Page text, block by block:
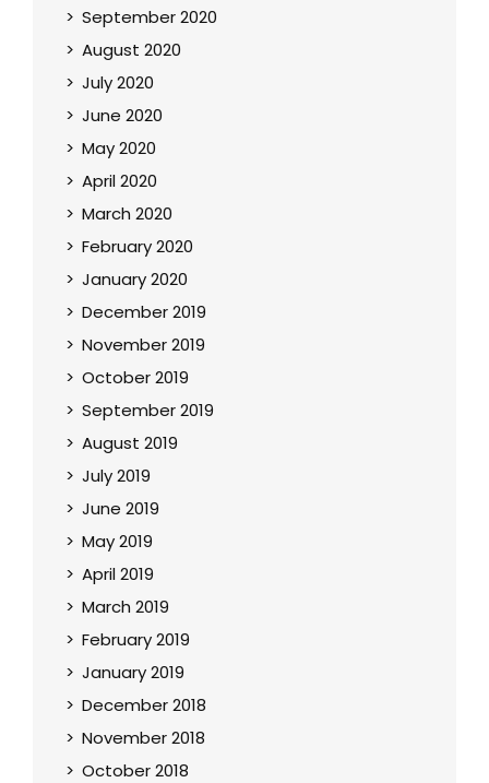
September 2020
August 2020
July 2020
June 2020
May 2020
April 2020
March 2020
February 2020
January 2020
December 2019
November 2019
October 2019
September 2019
August 2019
July 2019
June 2019
May 2019
April 2019
March 2019
February 2019
January 2019
December 2018
November 2018
October 2018